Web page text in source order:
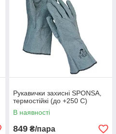
Рукавички захисні SPONSA,
термостійкі (до +250 С)
В наявності
849 ₴/пара